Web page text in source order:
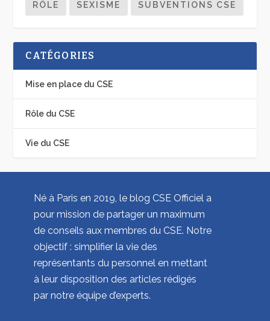
RÔLE SEXISME SUBVENTIONS CSE
CATÉGORIES
Mise en place du CSE
Rôle du CSE
Vie du CSE
Né à Paris en 2019, le blog CSE Officiel a
pour mission de partager un maximum
de conseils aux membres du CSE. Notre
objectif : simplifier la vie des
représentants du personnel en mettant
à leur disposition des articles rédigés
par notre équipe d’experts.